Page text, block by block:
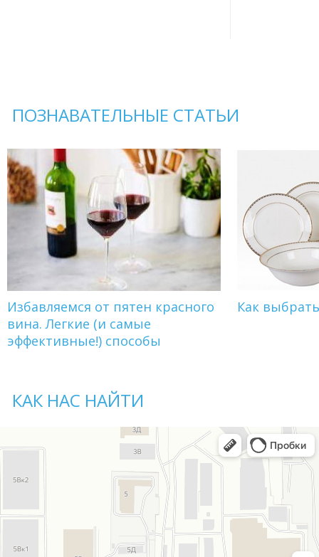
ПОЗНАВАТЕЛЬНЫЕ СТАТЬИ
Избавляемся от пятен красного
вина. Легкие (и самые
эффективные!) способы
Как
КАК НАС НАЙТИ